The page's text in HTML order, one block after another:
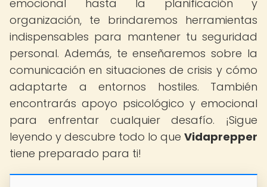
emocional hasta la planificación y
organización, te brindaremos herramientas
indispensables para mantener tu seguridad
personal. Además, te enseñaremos sobre la
comunicación en situaciones de crisis y cómo
adaptarte a entornos hostiles. También
encontrarás apoyo psicológico y emocional
para enfrentar cualquier desafío. ¡Sigue
leyendo y descubre todo lo que Vidaprepper
tiene preparado para ti!